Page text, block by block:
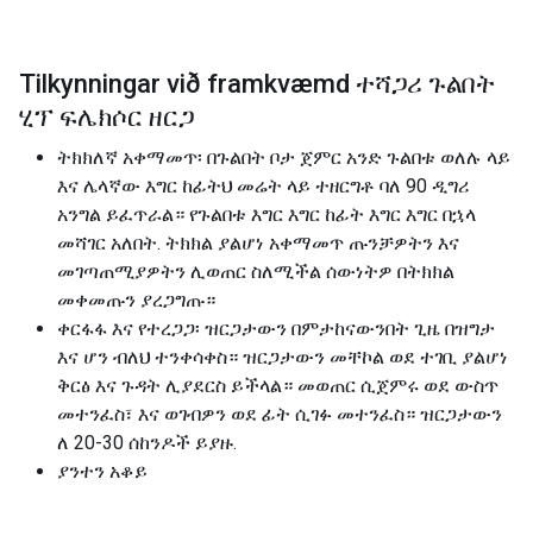
Tilkynningar við framkvæmd ተሻጋሪ ጉልበት
ሂፕ ፍሌክሶር ዘርጋ
ትክክለኛ አቀማመጥ፡ በጉልበት ቦታ ጀምር አንድ ጉልበቱ ወለሉ ላይ
እና ሌላኛው እግር ከፊትህ መሬት ላይ ተዘርግቶ ባለ 90 ዲግሪ
አንግል ይፈጥራል። የጉልበቱ እግር እግር ከፊት እግር እግር በኋላ
መሻገር አለበት. ትክክል ያልሆነ አቀማመጥ ጡንቻዎትን እና
መገጣጠሚያዎትን ሊወጠር ስለሚችል ሰውነትዎ በትክክል
መቀመጡን ያረጋግጡ።
ቀርፋፋ እና የተረጋጋ፡ ዝርጋታውን በምታከናውንበት ጊዜ በዝግታ
እና ሆን ብለህ ተንቀሳቀስ። ዝርጋታውን መቸኮል ወደ ተገቢ ያልሆነ
ቅርፅ እና ጉዳት ሊያደርስ ይችላል። መወጠር ሲጀምሩ ወደ ውስጥ
መተንፈስ፣ እና ወገብዎን ወደ ፊት ሲገፉ መተንፈስ። ዝርጋታውን
ለ 20-30 ሰከንዶች ይያዙ.
ያንተን አቆይ